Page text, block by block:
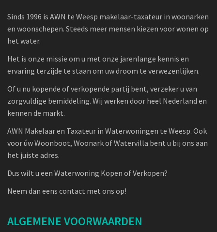
Sinds 1996 is AWN te Weesp makelaar-taxateur in woonarken
en woonschepen. Steeds meer mensen kiezen voor wonen op
het water.
Het is onze missie om u met onze jarenlange kennis en
ervaring terzijde te staan om uw droom te verwezenlijken.
Of u nu kopende of verkopende partij bent, verzeker u van
zorgvuldige bemiddeling. Wij werken door heel Nederland en
kennen de markt.
AWN Makelaar en Taxateur in Waterwoningen te Weesp. Ook
voor úw Woonboot, Woonark of Watervilla bent u bij ons aan
het juiste adres.
Dus wilt u een Waterwoning Kopen of Verkopen?
Neem dan eens contact met ons op!
ALGEMENE VOORWAARDEN